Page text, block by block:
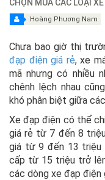
CHỌN MUA CÁC LOẠI
Hoàng Phương Nam
Chưa bao giờ thị
đạp điện giá rẻ, xe
mã nhưng có nhiều
chênh lệch nhau
khó phân biệt giữa
Xe đạp điện có thể
giá rẻ từ 7 đến 8
giá từ 9 đến 13 triệu
cấp từ 15 triệu trở
các dòng xe đạp điện